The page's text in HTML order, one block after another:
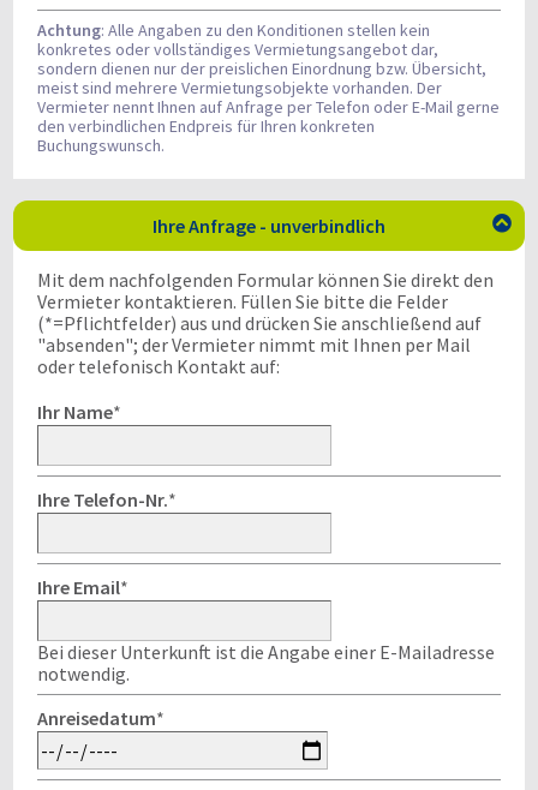
Achtung: Alle Angaben zu den Konditionen stellen kein
konkretes oder vollständiges Vermietungsangebot dar,
sondern dienen nur der preislichen Einordnung bzw. Übersicht,
meist sind mehrere Vermietungsobjekte vorhanden. Der
Vermieter nennt Ihnen auf Anfrage per Telefon oder E-Mail gerne
den verbindlichen Endpreis für Ihren konkreten
Buchungswunsch.
Ihre Anfrage - unverbindlich 
Mit dem nachfolgenden Formular können Sie direkt den
Vermieter kontaktieren. Füllen Sie bitte die Felder
(*=Pflichtfelder) aus und drücken Sie anschließend auf
"absenden"; der Vermieter nimmt mit Ihnen per Mail
oder telefonisch Kontakt auf:
Ihr Name*
Ihre Telefon-Nr.*
Ihre Email*
Bei dieser Unterkunft ist die Angabe einer E-Mailadresse
notwendig.
Anreisedatum*